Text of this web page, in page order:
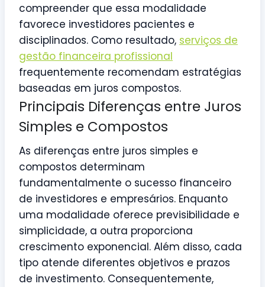
compreender que essa modalidade
favorece investidores pacientes e
disciplinados. Como resultado, serviços de
gestão financeira profissional
frequentemente recomendam estratégias
baseadas em juros compostos.
Principais Diferenças entre Juros
Simples e Compostos
As diferenças entre juros simples e
compostos determinam
fundamentalmente o sucesso financeiro
de investidores e empresários. Enquanto
uma modalidade oferece previsibilidade e
simplicidade, a outra proporciona
crescimento exponencial. Além disso, cada
tipo atende diferentes objetivos e prazos
de investimento. Consequentemente,